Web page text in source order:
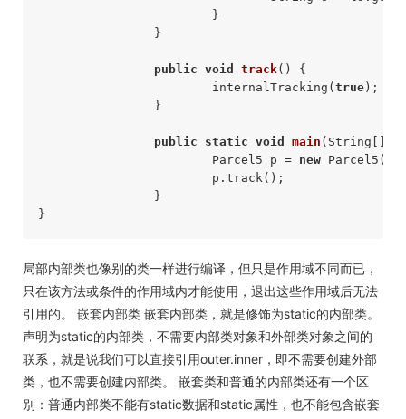
public void track()
{
			internalTracking(
true);
public static void main (String[]
			Parcel5 p =
new
局部内部类也像别的类一样进行编译，但只是作用域不同而已，
只在该方法或条件的作用域内才能使用，退出这些作用域后无法
引用的。 嵌套内部类 嵌套内部类，就是修饰为static的内部类。
声明为static的内部类，不需要内部类对象和外部类对象之间的
联系，就是说我们可以直接引用outer.inner，即不需要创建外部
类，也不需要创建内部类。 嵌套类和普通的内部类还有一个区
别：普通内部类不能有static数据和static属性，也不能包含嵌套